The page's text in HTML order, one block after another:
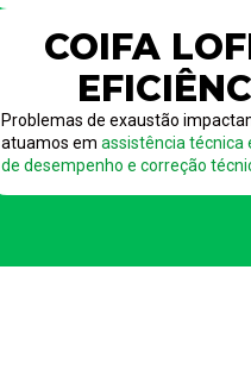
COIFA
Problemas de exaustão
atuamos em assistência técnica
de desempenho e correção